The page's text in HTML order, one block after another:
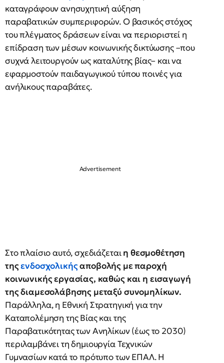
καταγράφουν ανησυχητική αύξηση
παραβατικών συμπεριφορών. Ο βασικός στόχος
του πλέγματος δράσεων είναι να περιοριστεί η
επίδραση των μέσων κοινωνικής δικτύωσης –που
συχνά λειτουργούν ως καταλύτης βίας– και να
εφαρμοστούν παιδαγωγικού τύπου ποινές για
ανήλικους παραβάτες.
Στο πλαίσιο αυτό, σχεδιάζεταιη θεσμοθέτηση
τηςενδοσχολικήςαποβολής με παροχή
κοινωνικής εργασίας, καθώς και η εισαγωγή
της διαμεσολάβησης μεταξύ συνομηλίκων.
Παράλληλα, η Εθνική Στρατηγική για την
Καταπολέμηση της Βίας και της
Παραβατικότητας των Ανηλίκων (έως το 2030)
περιλαμβάνει τη δημιουργία Τεχνικών
Γυμνασίων κατά το πρότυπο των ΕΠΑΛ. Η